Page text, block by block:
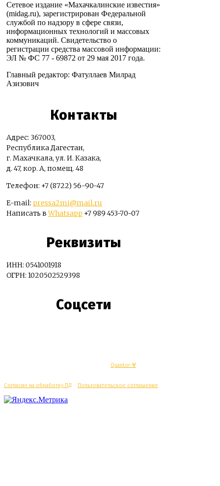
Сетевое издание «Махачкалинские известия»
(midag.ru), зарегистрирован Федеральной
службой по надзору в сфере связи,
информационных технологий и массовых
коммуникаций. Свидетельство о
регистрации средства массовой информации:
ЭЛ № ФС 77 - 69872 от 29 мая 2017 года.
Главный редактор: Фатуллаев Милрад
Азизович
Контакты
Адрес: 367003,
Республика Дагестан,
г. Махачкала, ул. И. Казака,
д. 47, кор. А, помещ. 48
Телефон: +7 (8722) 56-90-47
E-mail: pressa2mi@mail.ru
Написать вWhatsapp +7 989 453-70-07
Реквизиты
ИНН: 0541001918
ОГРН: 1020502529398
Соцсети
Quantor-∀
Согласие на обработку ПД Пользовательское соглашение